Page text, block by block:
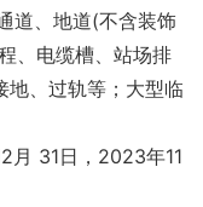
道、地道(不含装饰
、电缆槽、站场排
地、过轨等；大型临
月 31日，2023年11